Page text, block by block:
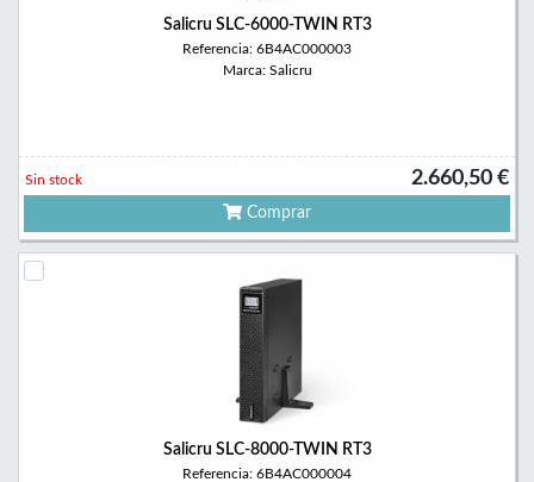
Salicru SLC-6000-TWIN RT3
Referencia: 6B4AC000003
Marca: Salicru
2.660,50 €
Sin stock
Comprar
Salicru SLC-8000-TWIN RT3
Referencia: 6B4AC000004